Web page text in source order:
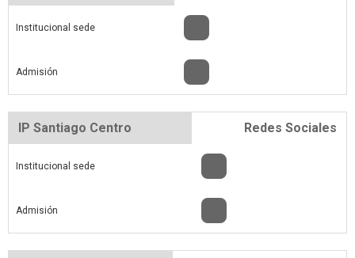
Institucional sede
Admisión
IP Santiago Centro Redes Sociales
Institucional sede
Admisión